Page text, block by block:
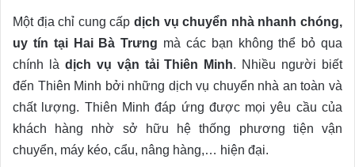
Một địa chỉ cung cấp dịch vụ chuyển nhà nhanh chóng,
uy tín tại Hai Bà Trưng mà các bạn không thể bỏ qua
chính là dịch vụ vận tải Thiên Minh. Nhiều người biết
đến Thiên Minh bởi những dịch vụ chuyển nhà an toàn và
chất lượng. Thiên Minh đáp ứng được mọi yêu cầu của
khách hàng nhờ sở hữu hệ thống phương tiện vận
chuyển, máy kéo, cẩu, nâng hàng,… hiện đại.